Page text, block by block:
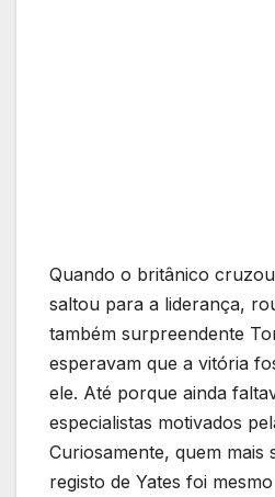
Quando o britânico
saltou para a liderança,
também surpreendente
esperavam que a vitória
ele. Até porque ainda
especialistas motivados
Curiosamente, quem mais
registo de Yates foi